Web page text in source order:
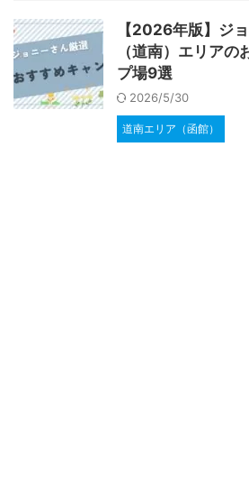
【2026年版】ジ
（道南）エリア
プ場9選
2026/5/30
道南エリア（函館）